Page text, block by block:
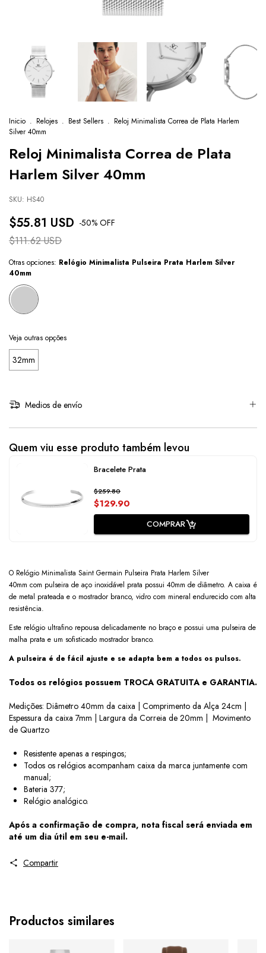
Inicio . Relojes . Best Sellers . Reloj Minimalista Correa de Plata Harlem
Silver 40mm
Reloj Minimalista Correa de Plata
Harlem Silver 40mm
SKU: HS40
$55.81 USD -50% OFF
$111.62 USD
Otras opciones: Relógio Minimalista Pulseira Prata Harlem Silver
40mm
Veja outras opções
32mm
Medios de envío
Quem viu esse produto também levou
Bracelete Prata
$259.80
$129.90
COMPRAR
O Relógio Minimalista Saint Germain Pulseira Prata Harlem Silver
40mm com pulseira de aço inoxidável prata possui 40mm de diâmetro. A caixa é
de metal prateada e o mostrador branco, vidro com mineral endurecido com alta
resistência.
Este relógio ultrafino repousa delicadamente no braço e possui uma pulseira de
malha prata e um sofisticado mostrador branco.
A pulseira é de fácil ajuste e se adapta bem a todos os pulsos.
Todos os relógios possuem TROCA GRATUITA e GARANTIA.
Medições: Diâmetro 40mm da caixa | Comprimento da Alça 24cm |
Espessura da caixa 7mm | Largura da Correia de 20mm | Movimento
de Quartzo
Resistente apenas a respingos;
Todos os relógios acompanham caixa da marca juntamente com
manual;
Bateria 377;
Relógio analógico.
Após a confirmação de compra, nota fiscal será enviada em
até um dia útil em seu e-mail.
Compartir
Productos similares